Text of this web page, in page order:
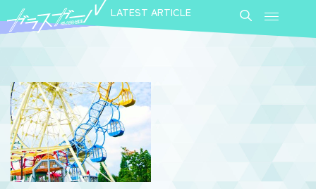
LATEST ARTICLE